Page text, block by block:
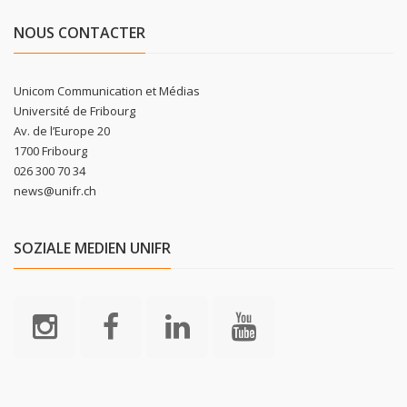
NOUS CONTACTER
Unicom Communication et Médias
Université de Fribourg
Av. de l’Europe 20
1700 Fribourg
026 300 70 34
news@unifr.ch
SOZIALE MEDIEN UNIFR